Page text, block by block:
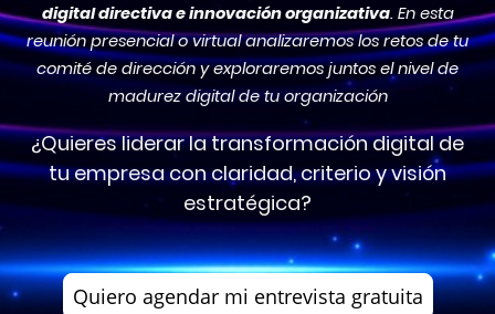
digital directiva e innovación organizativa. En esta
reunión presencial o virtual analizaremos los retos de tu
comité de dirección y exploraremos juntos el nivel de
madurez digital de tu organización
¿Quieres liderar la transformación digital de
tu empresa con claridad, criterio y visión
estratégica?
Quiero agendar mi entrevista gratuita